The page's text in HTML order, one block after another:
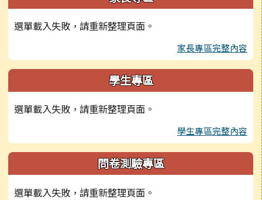
選單載入失敗，請重新整理頁面。
家長專區完整內容
學生專區
選單載入失敗，請重新整理頁面。
學生專區完整內容
問卷測驗專區
選單載入失敗，請重新整理頁面。